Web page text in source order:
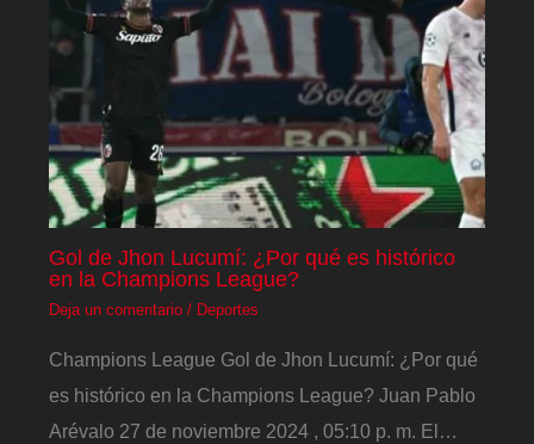
Gol de Jhon Lucumí: ¿Por qué es histórico
en la Champions League?
Deja un comentario / Deportes
Champions League Gol de Jhon Lucumí: ¿Por qué
es histórico en la Champions League? Juan Pablo
Arévalo 27 de noviembre 2024 , 05:10 p. m. El…